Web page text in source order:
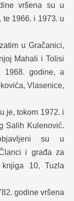
vršena su u
1966. i 1973. u
u Gračanici,
Mahali i Tolisi
1968. godine, a
Vlasenice,
je, tokom 1972. i
Salih Kulenović.
su u
i građa za
10, Tuzla
godine vršena